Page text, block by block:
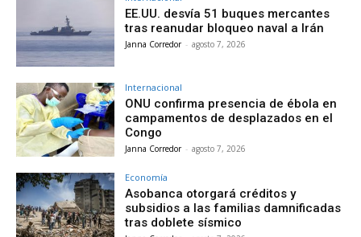
EE.UU. desvía 51 buques mercantes
tras reanudar bloqueo naval a Irán
Janna Corredor - agosto 7, 2026
Internacional
ONU confirma presencia de ébola en
campamentos de desplazados en el
Congo
Janna Corredor - agosto 7, 2026
Economía
Asobanca otorgará créditos y
subsidios a las familias damnificadas
tras doblete sísmico